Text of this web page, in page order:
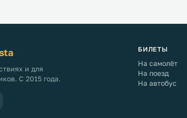
и для
С 2015 года.
БИЛЕТЫ
На самолёт
На поезд
На автобус